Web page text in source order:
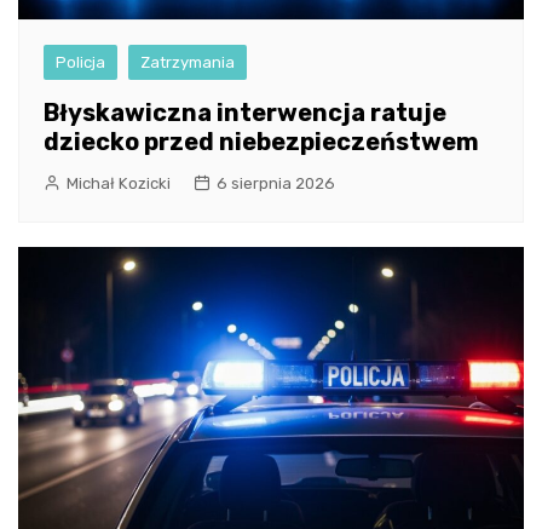
Policja Zatrzymania
Błyskawiczna interwencja ratuje
dziecko przed niebezpieczeństwem
Michał Kozicki 6 sierpnia 2026